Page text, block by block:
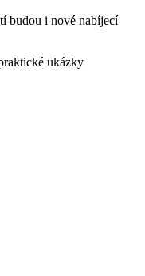
budou i nové nabíjecí
ukázky